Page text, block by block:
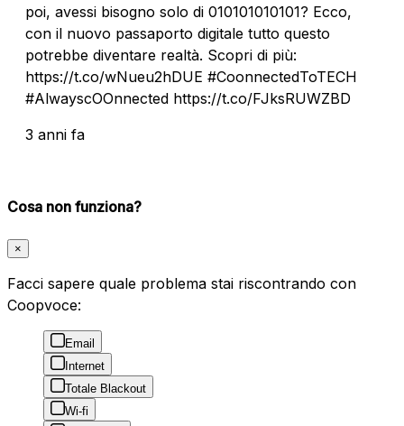
poi, avessi bisogno solo di 010101010101? Ecco,
con il nuovo passaporto digitale tutto questo
potrebbe diventare realtà. Scopri di più:
https://t.co/wNueu2hDUE #CoonnectedToTECH
#AlwayscOOnnected https://t.co/FJksRUWZBD
3 anni fa
Cosa non funziona?
×
Facci sapere quale problema stai riscontrando con
Coopvoce:
Email
Internet
Totale Blackout
Wi-fi